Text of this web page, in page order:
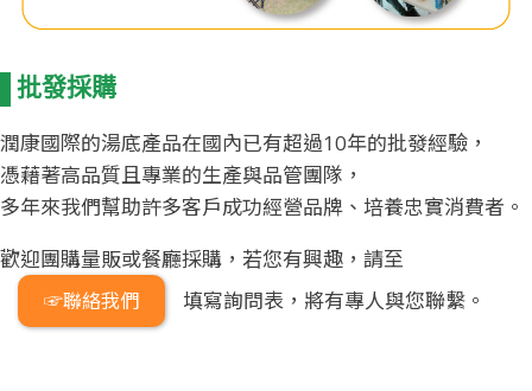
批發採購
潤康國際的湯底產品在國內已有超過10年的批發經驗，
憑藉著高品質且專業的生產與品管團隊，
多年來我們幫助許多客戶成功經營品牌、培養忠實消費者。
歡迎團購量販或餐廳採購，若您有興趣，請至
☞聯絡我們 填寫詢問表，將有專人與您聯繫。